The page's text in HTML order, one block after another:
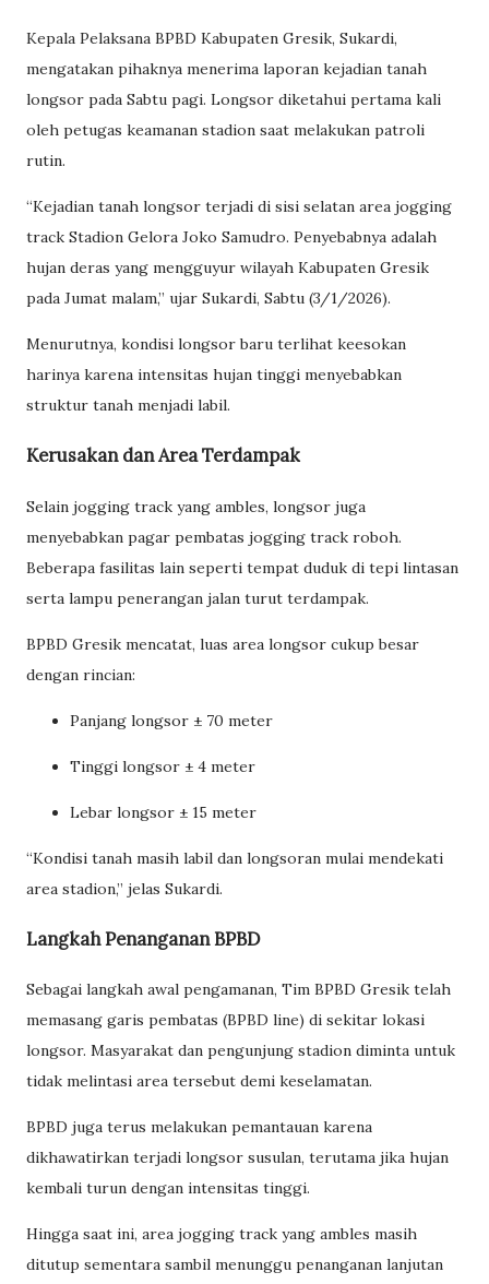
Kepala Pelaksana BPBD Kabupaten Gresik, Sukardi,
mengatakan pihaknya menerima laporan kejadian tanah
longsor pada Sabtu pagi. Longsor diketahui pertama kali
oleh petugas keamanan stadion saat melakukan patroli
rutin.
“Kejadian tanah longsor terjadi di sisi selatan area jogging
track Stadion Gelora Joko Samudro. Penyebabnya adalah
hujan deras yang mengguyur wilayah Kabupaten Gresik
pada Jumat malam,” ujar Sukardi, Sabtu (3/1/2026).
Menurutnya, kondisi longsor baru terlihat keesokan
harinya karena intensitas hujan tinggi menyebabkan
struktur tanah menjadi labil.
Kerusakan dan Area Terdampak
Selain jogging track yang ambles, longsor juga
menyebabkan pagar pembatas jogging track roboh.
Beberapa fasilitas lain seperti tempat duduk di tepi lintasan
serta lampu penerangan jalan turut terdampak.
BPBD Gresik mencatat, luas area longsor cukup besar
dengan rincian:
Panjang longsor ± 70 meter
Tinggi longsor ± 4 meter
Lebar longsor ± 15 meter
“Kondisi tanah masih labil dan longsoran mulai mendekati
area stadion,” jelas Sukardi.
Langkah Penanganan BPBD
Sebagai langkah awal pengamanan, Tim BPBD Gresik telah
memasang garis pembatas (BPBD line) di sekitar lokasi
longsor. Masyarakat dan pengunjung stadion diminta untuk
tidak melintasi area tersebut demi keselamatan.
BPBD juga terus melakukan pemantauan karena
dikhawatirkan terjadi longsor susulan, terutama jika hujan
kembali turun dengan intensitas tinggi.
Hingga saat ini, area jogging track yang ambles masih
ditutup sementara sambil menunggu penanganan lanjutan